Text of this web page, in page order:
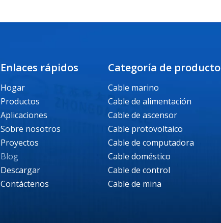
Enlaces rápidos
Hogar
Productos
Aplicaciones
Sobre nosotros
Proyectos
Blog
Descargar
Contáctenos
Categoría de producto
Cable marino
Cable de alimentación
Cable de ascensor
Cable protovoltaico
Cable de computadora
Cable doméstico
Cable de control
Cable de mina